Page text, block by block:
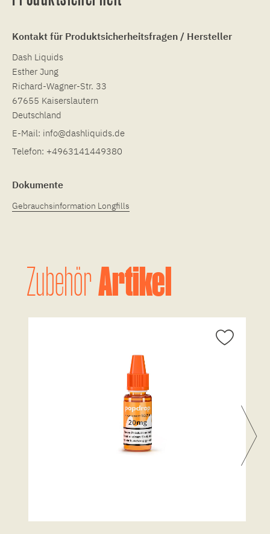
Kontakt für Produktsicherheitsfragen / Hersteller
Dash Liquids
Esther Jung
Richard-Wagner-Str. 33
67655 Kaiserslautern
Deutschland
E-Mail: info@dashliquids.de
Telefon: +4963141449380
Dokumente
Gebrauchsinformation Longfills
ZubehörArtikel